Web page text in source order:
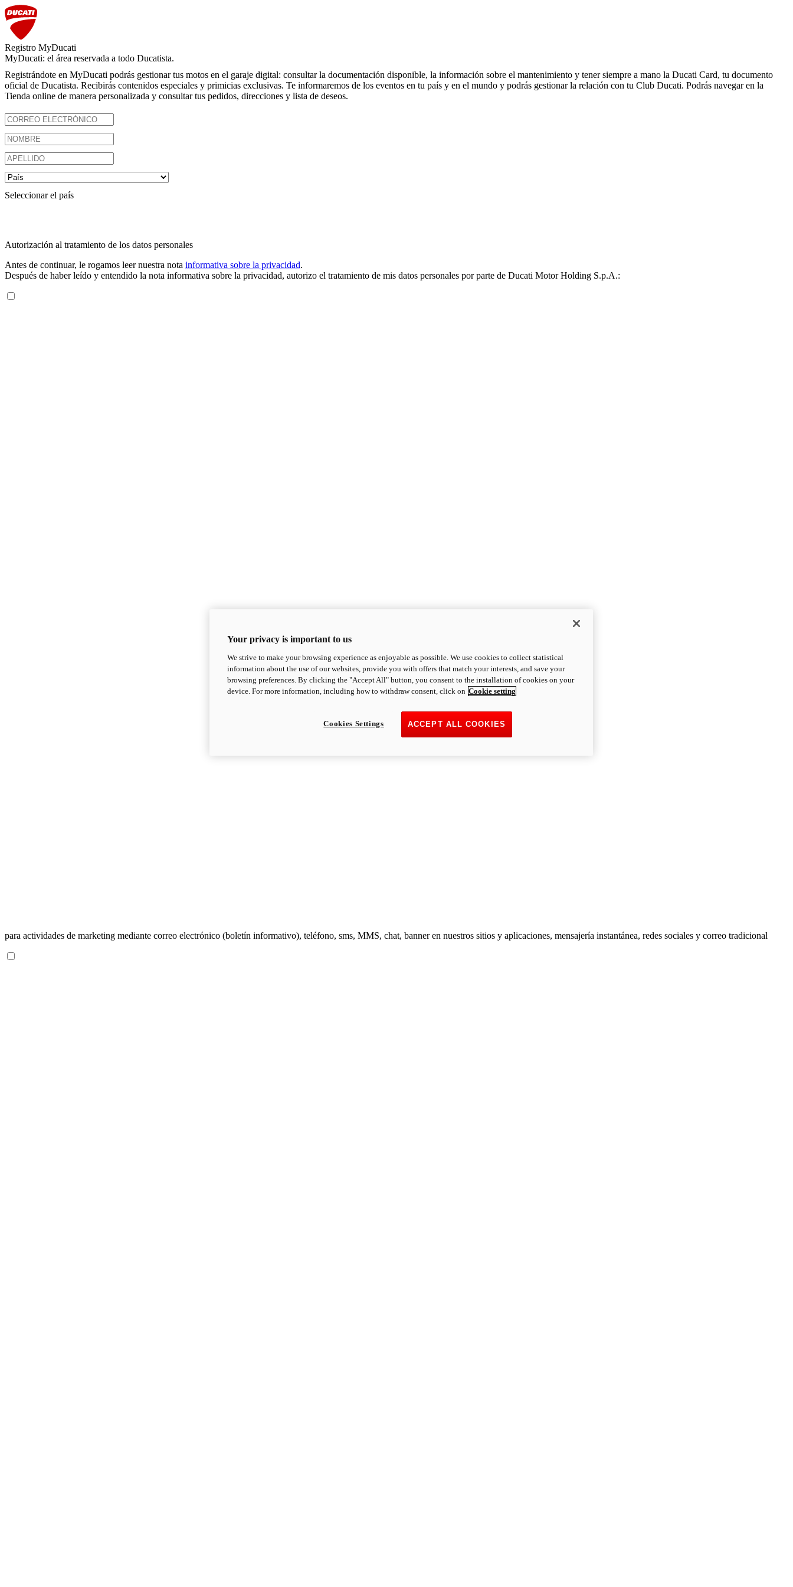
Registro MyDucati
MyDucati: el área reservada a todo Ducatista.
Registrándote en MyDucati podrás gestionar tus motos en el garaje digital: consultar la documentación disponible, la información sobre el mantenimiento y tener siempre a mano la Ducati Card, tu documento
oficial de Ducatista. Recibirás contenidos especiales y primicias exclusivas. Te informaremos de los eventos en tu país y en el mundo y podrás gestionar la relación con tu Club Ducati. Podrás navegar en la
Tienda online de manera personalizada y consultar tus pedidos, direcciones y lista de deseos.
Seleccionar el país
Autorización al tratamiento de los datos personales
Antes de continuar, le rogamos leer nuestra nota informativa sobre la privacidad.
Después de haber leído y entendido la nota informativa sobre la privacidad, autorizo el tratamiento de mis datos personales por parte de Ducati Motor Holding S.p.A.:
para actividades de marketing mediante correo electrónico (boletín informativo), teléfono, sms, MMS, chat, banner en nuestros sitios y aplicaciones, mensajería instantánea, redes sociales y correo tradicional
Your privacy is important to us
We strive to make your browsing experience as enjoyable as possible. We use cookies to collect statistical
information about the use of our websites, provide you with offers that match your interests, and save your
browsing preferences. By clicking the "Accept All" button, you consent to the installation of cookies on your
device. For more information, including how to withdraw consent, click on Cookie setting
ACCEPT ALL COOKIES
Cookies Settings